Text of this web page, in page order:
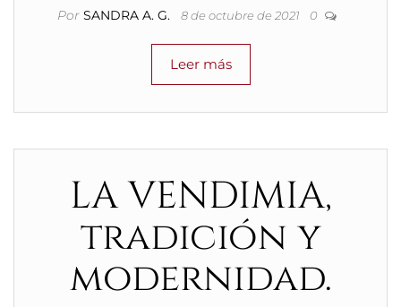
Por SANDRA A. G. 8 de octubre de 2021 0
Leer más
LA VENDIMIA,
tradición y
modernidad.